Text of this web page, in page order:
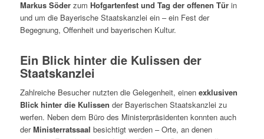
Markus Söderzum Hofgartenfest und Tag der offenen Türin
und um die Bayerische Staatskanzlei ein – ein Fest der
Begegnung, Offenheit und bayerischen Kultur.
Ein Blick hinter die Kulissen der
Staatskanzlei
Zahlreiche Besucher nutzten die Gelegenheit, einen exklusiven
Blick hinter die Kulissen der Bayerischen Staatskanzlei zu
werfen. Neben dem Büro des Ministerpräsidenten konnten auch
derMinisterratssaal besichtigt werden – Orte, an denen